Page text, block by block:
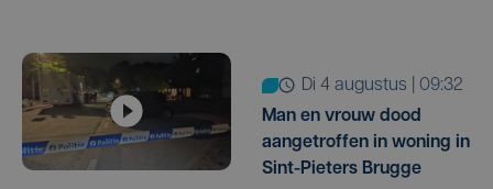
di 4 augustus | 09:32
Man en vrouw dood
aangetroffen in woning in
Sint-Pieters Brugge